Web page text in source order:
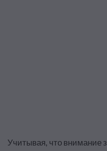
Учитывая, что внимание